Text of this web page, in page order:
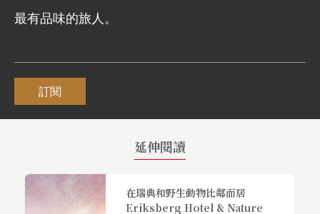
最有品味的旅人。
訂閱
延伸閱讀
在瑞典和野生動物比鄰而居
Eriksberg Hotel & Nature